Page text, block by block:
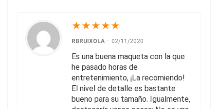
★★★★★
RBRUIXOLA – 02/11/2020
Es una buena maqueta con la que
he pasado horas de
entretenimiento, ¡La recomiendo!
El nivel de detalle es bastante
bueno para su tamaño. Igualmente,